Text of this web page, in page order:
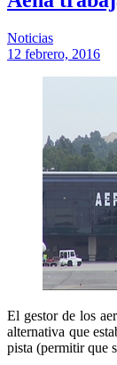
Noticias
12 febrero, 2016
El gestor de los
alternativa que
pista (permitir que